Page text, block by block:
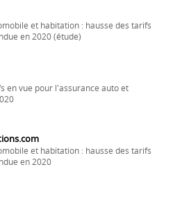
et habitation : hausse des tarifs
en 2020 (étude)
en vue pour l'assurance auto et
et habitation : hausse des tarifs
en 2020